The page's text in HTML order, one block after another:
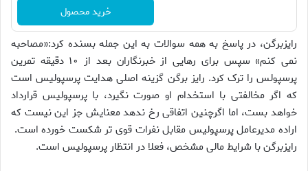
خرید محصول
رایزبرگن، در پاسخ به همه سوالات به این جمله بسنده کرد:«مصاحبه
نمی کنم» سپس برای رهایی از خبرنگاران بعد از ۱۰ دقیقه تمرین
پرسپولس را ترک کرد. رایز برگن گزینه اصلی هدایت پرسپولیس است
که اگر مخالفتی با استخدام او صورت نگیرد، با پرسپولیس قرارداد
خواهد بست، اما اگرچنین اتفاقی رخ ندهد معنایش جز این نیست که
اراده مدیرعامل پرسپولیس مقابل نفرات قوی تر شکست خورده است.
رایزبرگن با شرایط مالی مشخص، فعلا در انتظار پرسپولیس است.